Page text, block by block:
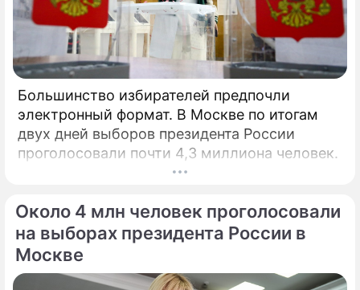
Большинство избирателей предпочли
электронный формат. В Москве по итогам
двух дней выборов президента России
проголосовали почти 4,3 миллиона человек.
Около 4 млн человек проголосовали
на выборах президента России в
Москве